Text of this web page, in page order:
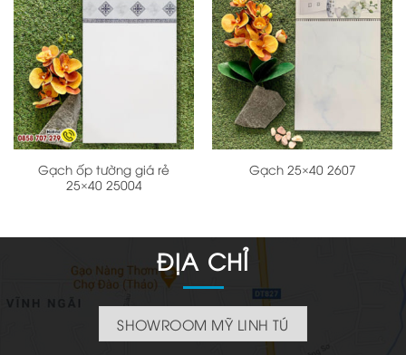
Gạch ốp tường giá rẻ
25×40 25004
Gạch 25×40 2607
ĐỊA CHỈ
SHOWROOM MỸ LINH TÚ